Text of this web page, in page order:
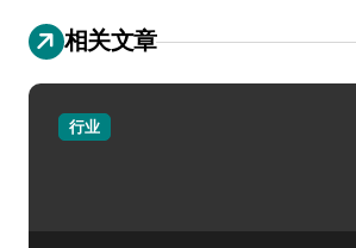
相关文章
行业